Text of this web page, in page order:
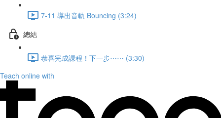
7-11 導出音軌 Bouncing (3:24)
總結
恭喜完成課程！下一步⋯⋯ (3:30)
Teach online with